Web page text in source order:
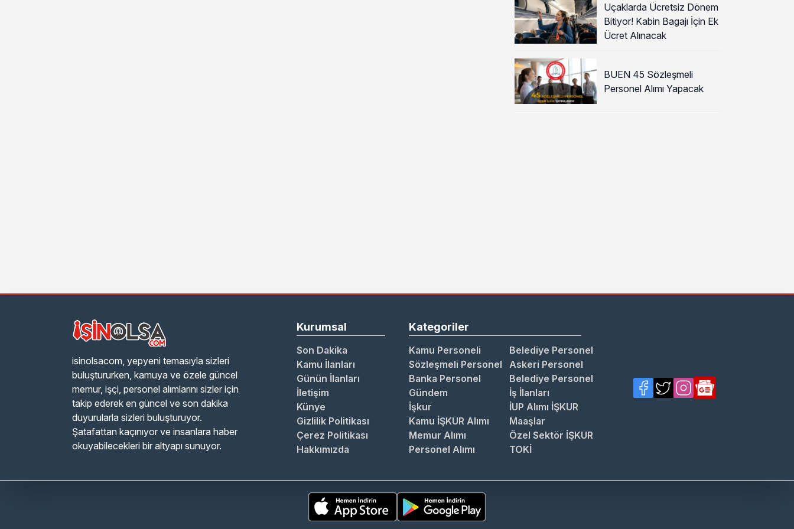
Uçaklarda Ücretsiz Dönem
Bitiyor! Kabin Bagajı İçin Ek
Ücret Alınacak
BUEN 45 Sözleşmeli
Personel Alımı Yapacak
isinolsacom, yepyeni temasıyla sizleri
buluştururken, kamuya ve özele güncel
memur, işçi, personel alımlarını sizler için
takip ederek en güncel ve son dakika
duyurularla sizleri buluşturuyor.
Şatafattan kaçınıyor ve insanlara haber
okuyabilecekleri bir altyapı sunuyor.
Kurumsal
Son Dakika
Kamu İlanları
Günün İlanları
İletişim
Künye
Gizlilik Politikası
Çerez Politikası
Hakkımızda
Kategoriler
Kamu Personeli
Belediye Personel
Sözleşmeli Personel
Askeri Personel
Banka Personel
Belediye Personel
Gündem
İş İlanları
İşkur
İUP Alımı İŞKUR
Kamu İŞKUR Alımı
Maaşlar
Memur Alımı
Özel Sektör İŞKUR
Personel Alımı
TOKİ